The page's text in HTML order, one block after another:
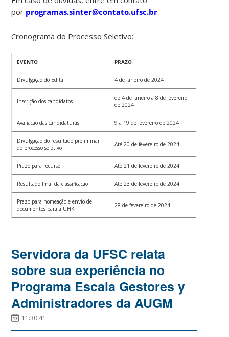
por programas.sinter@contato.ufsc.br.
Cronograma do Processo Seletivo:
EVENTO PRAZO
Divulgação do Edital 4 de janeiro de 2024
Inscrição dos candidatos
de 4 de janeiro a 8 de fevereiro
de 2024
Avaliação das candidaturas 9 a 19 de fevereiro de 2024
Divulgação do resultado preliminar
do processo seletivo
Até 20 de fevereiro de 2024
Prazo para recurso Até 21 de fevereiro de 2024
Resultado final da classificação Até 23 de fevereiro de 2024
Prazo para nomeação e envio de
documentos para a UHK
28 de fevereiro de 2024
Servidora da UFSC relata
sobre sua experiência no
Programa Escala Gestores y
Administradores da AUGM
11:30:41